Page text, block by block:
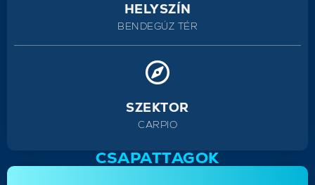
HELYSZÍN
BENDEGÚZ TÉR
SZEKTOR
CARPIO
CSAPATTAGOK